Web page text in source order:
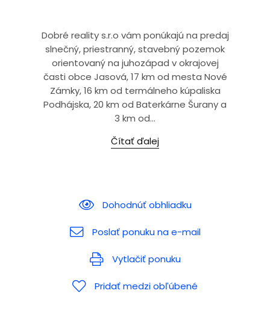
Dobré reality s.r.o vám ponúkajú na predaj
slnečný, priestranný, stavebný pozemok
orientovaný na juhozápad v okrajovej
časti obce Jasová, 17 km od mesta Nové
Zámky, 16 km od termálneho kúpaliska
Podhájska, 20 km od Baterkárne Šurany a
3 km od...
Čítať ďalej
Dohodnúť obhliadku
Poslať ponuku na e-mail
Vytlačiť ponuku
Pridať medzi obľúbené